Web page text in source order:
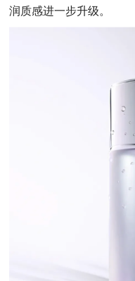
润质感进一步升级。